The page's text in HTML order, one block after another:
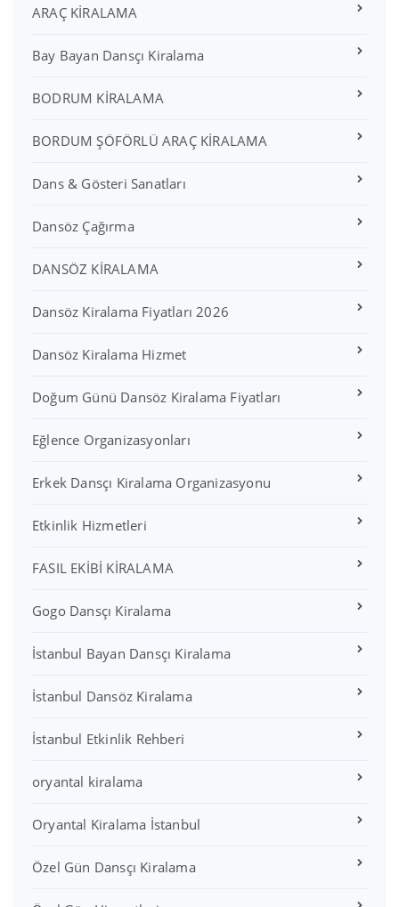
ARAÇ KİRALAMA
Bay Bayan Dansçı Kiralama
BODRUM KİRALAMA
BORDUM ŞÖFÖRLÜ ARAÇ KİRALAMA
Dans & Gösteri Sanatları
Dansöz Çağırma
DANSÖZ KİRALAMA
Dansöz Kiralama Fiyatları 2026
Dansöz Kiralama Hizmet
Doğum Günü Dansöz Kiralama Fiyatları
Eğlence Organizasyonları
Erkek Dansçı Kiralama Organizasyonu
Etkinlik Hizmetleri
FASIL EKİBİ KİRALAMA
Gogo Dansçı Kiralama
İstanbul Bayan Dansçı Kiralama
İstanbul Dansöz Kiralama
İstanbul Etkinlik Rehberi
oryantal kiralama
Oryantal Kiralama İstanbul
Özel Gün Dansçı Kiralama